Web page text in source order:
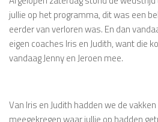
jullie op het programma, dit was een
eerder van verloren was. En dan
eigen coaches Iris en Judith, want die
vandaag Jenny en Jeroen mee.
Van Iris en Judith hadden we de